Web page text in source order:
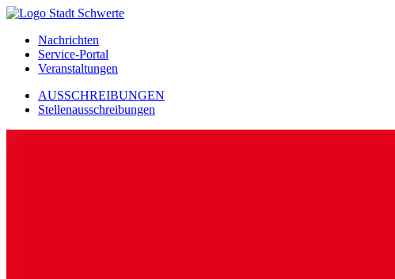
Nachrichten
Service-Portal
Veranstaltungen
AUSSCHREIBUNGEN
Stellenausschreibungen